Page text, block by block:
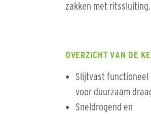
zakken met ritssluiting.
OVERZICHT VAN DE
Slijtvast functioneel
voor duurzaam
Sneldrogend en